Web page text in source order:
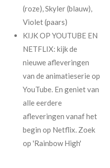
(roze), Skyler (blauw),
Violet (paars)
KIJK OP YOUTUBE EN
NETFLIX: kijk de
nieuwe afleveringen
van de animatieserie op
YouTube. En geniet van
alle eerdere
afleveringen vanaf het
begin op Netflix. Zoek
op 'Rainbow High'